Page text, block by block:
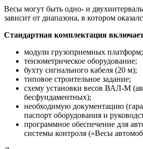
Весы могут быть одно- и
зависит от диапазона, в котором
Стандартная комплектация
модули грузоприемных платформ;
тензометрическое оборудование;
бухту сигнального кабеля (20 м);
типовое строительное задание;
схему установки весов ВАЛ-М
бесфундаментных);
необходимую документацию
паспорт оборудования и
программное обеспечение для
системы контроля («Весы